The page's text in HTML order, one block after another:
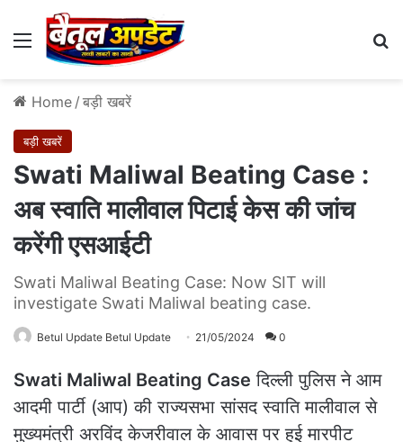
Menu
Home / बड़ी खबरें
बड़ी खबरें
Swati Maliwal Beating Case :
अब स्वाति मालीवाल पिटाई केस की जांच
करेंगी एसआईटी
Swati Maliwal Beating Case: Now SIT will
investigate Swati Maliwal beating case.
Betul Update Betul Update 21/05/2024 0
Swati Maliwal Beating Case दिल्ली पुलिस ने आम
आदमी पार्टी (आप) की राज्यसभा सांसद स्वाति मालीवाल से
मुख्यमंत्री अरविंद केजरीवाल के आवास पर हुई मारपीट